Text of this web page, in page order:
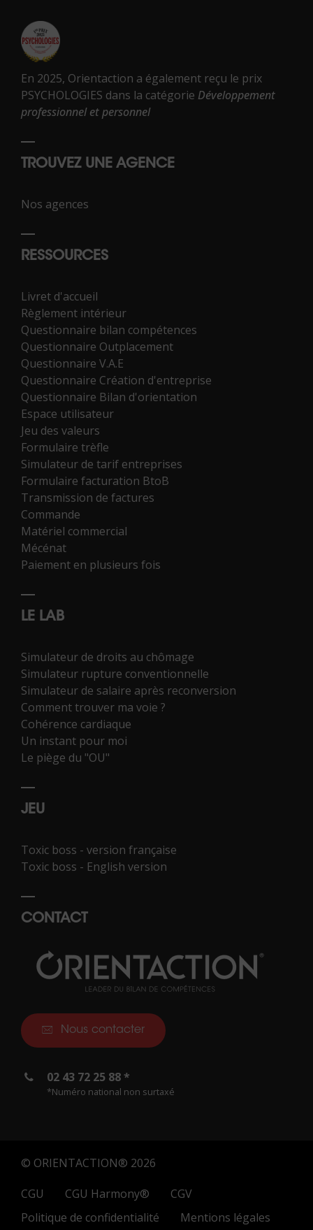
En 2025, Orientaction a également reçu le prix
PSYCHOLOGIES dans la catégorie Développement
professionnel et personnel
TROUVEZ UNE AGENCE
Nos agences
RESSOURCES
Livret d'accueil
Règlement intérieur
Questionnaire bilan compétences
Questionnaire Outplacement
Questionnaire V.A.E
Questionnaire Création d'entreprise
Questionnaire Bilan d'orientation
Espace utilisateur
Jeu des valeurs
Formulaire trèfle
Simulateur de tarif entreprises
Formulaire facturation BtoB
Transmission de factures
Commande
Matériel commercial
Mécénat
Paiement en plusieurs fois
LE LAB
Simulateur de droits au chômage
Simulateur rupture conventionnelle
Simulateur de salaire après reconversion
Comment trouver ma voie ?
Cohérence cardiaque
Un instant pour moi
Le piège du "OU"
JEU
Toxic boss - version française
Toxic boss - English version
CONTACT
Nous contacter
02 43 72 25 88 *
*Numéro national non surtaxé
© ORIENTACTION® 2026
CGU
CGU Harmony®
CGV
Politique de confidentialité
Mentions légales